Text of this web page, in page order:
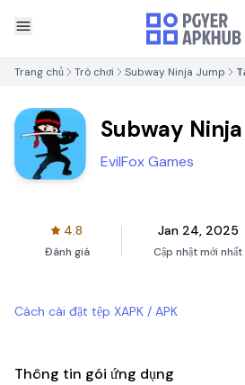
Trang chủ Trò chơi Subway Ninja Jump
Subway
EvilFox Games
4.8
Đánh giá
Jan 24, 2025
Cập nhật mới nhất
Cách cài đặt tệp XAPK / APK
Thông tin gói ứng dụng